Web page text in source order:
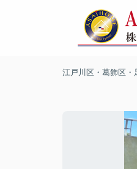
江戸川区・葛飾区・